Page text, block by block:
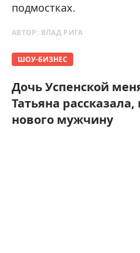
подмостках.
АВТОР: ВЛАД РИГА
ШОУ-БИЗНЕС
Дочь Успенской
Татьяна
нового мужчину